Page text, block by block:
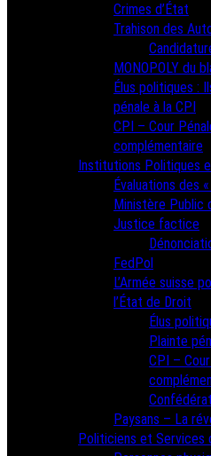
Crimes d’État
Trahison des
MONOPOLY du
Élus politiques :
pénale à la CPI
CPI – Cour
complémentaire
Institutions Politiques
Évaluations des
Ministère Public
Justice factice
FedPol
L’Armée suisse
l’État de Droit
Élus
Plainte
CPI –
Paysans – La
Politiciens et Services